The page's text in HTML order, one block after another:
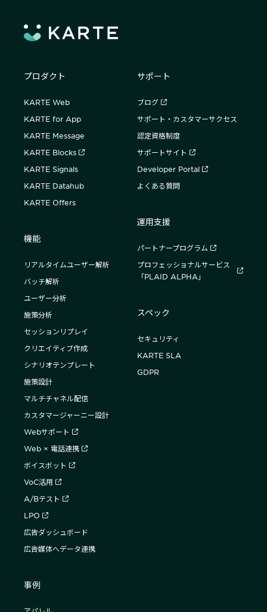
プロダクト
KARTE Web
KARTE for App
KARTE Message
KARTE Blocks
KARTE Signals
KARTE Datahub
KARTE Offers
機能
リアルタイムユーザー解析
バッチ解析
ユーザー分析
施策分析
セッションリプレイ
クリエイティブ作成
シナリオテンプレート
施策設計
マルチチャネル配信
カスタマージャーニー設計
Webサポート
Web × 電話連携
ボイスボット
VoC活用
A/Bテスト
LPO
広告ダッシュボード
広告媒体へデータ連携
事例
サポート
ブログ
サポート・カスタマーサクセス
認定資格制度
サポートサイト
Developer Portal
よくある質問
運用支援
パートナープログラム
プロフェッショナルサービス
「PLAID ALPHA」
スペック
セキュリティ
KARTE SLA
GDPR